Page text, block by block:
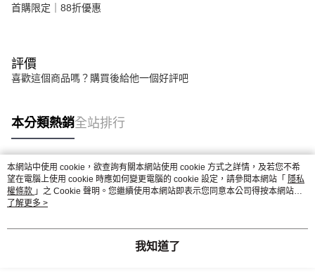
首購限定｜88折優惠
評價
喜歡這個商品嗎？購買後給他一個好評吧
本分類熱銷全站排行
熱門標籤
本網站中使用 cookie，欲查詢有關本網站使用 cookie 方式之詳情，及若您不希
望在電腦上使用 cookie 時應如何變更電腦的 cookie 設定，請參閱本網站「 隱私
權條款 」之 Cookie 聲明。您繼續使用本網站即表示您同意本公司得按本網站使
用條款之 Cookie 聲明使用 cookie。
了解更多 >
我知道了